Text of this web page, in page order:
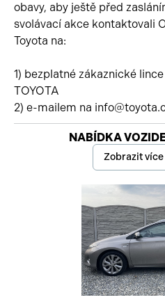
obavy, aby ještě před
svolávací akce kontaktovali
Toyota na:
1) bezplatné zákaznické
TOYOTA
2) e-mailem na
Začátek reklamy
NABÍDKA
Zobrazit více